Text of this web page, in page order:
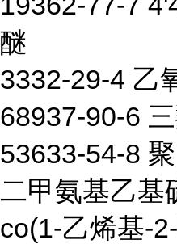
醚
3332-29-4 乙
68937-90-6
53633-54-8
二甲氨基乙基
co(1-乙烯基-